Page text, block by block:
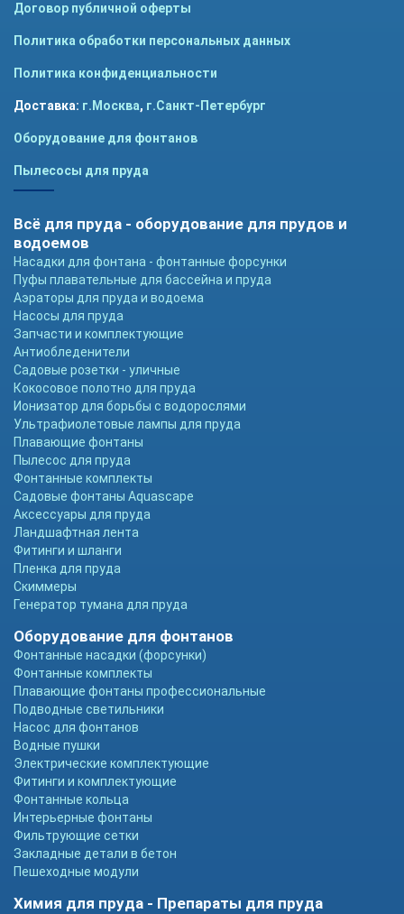
Договор публичной оферты
Политика обработки персональных данных
Политика конфиденциальности
Доставка: г.Москва, г.Санкт-Петербург
Оборудование для фонтанов
Пылесосы для пруда
Всё для пруда - оборудование для прудов и
водоемов
Насадки для фонтана - фонтанные форсунки
Пуфы плавательные для бассейна и пруда
Аэраторы для пруда и водоема
Насосы для пруда
Запчасти и комплектующие
Антиобледенители
Садовые розетки - уличные
Кокосовое полотно для пруда
Ионизатор для борьбы с водорослями
Ультрафиолетовые лампы для пруда
Плавающие фонтаны
Пылесос для пруда
Фонтанные комплекты
Садовые фонтаны Aquascape
Аксессуары для пруда
Ландшафтная лента
Фитинги и шланги
Пленка для пруда
Скиммеры
Генератор тумана для пруда
Оборудование для фонтанов
Фонтанные насадки (форсунки)
Фонтанные комплекты
Плавающие фонтаны профессиональные
Подводные светильники
Насос для фонтанов
Водные пушки
Электрические комплектующие
Фитинги и комплектующие
Фонтанные кольца
Интерьерные фонтаны
Фильтрующие сетки
Закладные детали в бетон
Пешеходные модули
Химия для пруда - Препараты для пруда